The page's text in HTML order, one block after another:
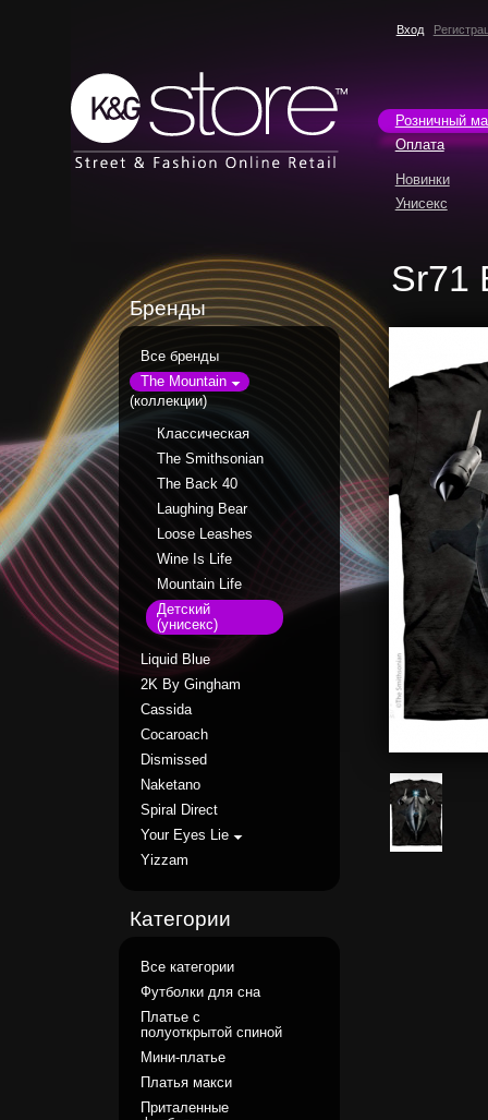
Вход
Розничный
Оплата
Новинки
Унисекс
Sr71
Бренды
Все бренды
The Mountain
(коллекции)
Классическая
The Smithsonian
The Back 40
Laughing Bear
Loose Leashes
Wine Is Life
Mountain Life
Детский
(унисекс)
Liquid Blue
2K By Gingham
Cassida
Cocaroach
Dismissed
Naketano
Spiral Direct
Your Eyes Lie
Yizzam
Категории
Все категории
Футболки для сна
Платье с
полуоткрытой спиной
Мини-платье
Платья макси
Приталенные